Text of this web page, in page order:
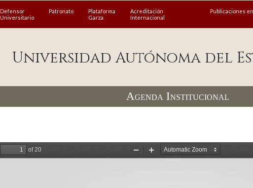
Defensor
Universitario
Patronato
Plataforma
Garza
Acreditación
Internacional
Publicaciones
Universidad Autónoma del
Agenda Institucional